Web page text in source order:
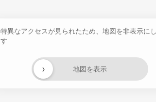
特異なアクセスが見られたため、地図を非表示に
す
地図を表示
›